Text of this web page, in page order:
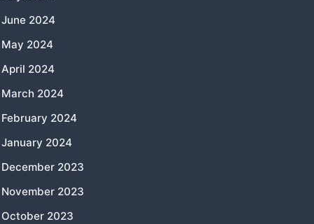
June 2024
May 2024
April 2024
March 2024
February 2024
January 2024
December 2023
November 2023
October 2023